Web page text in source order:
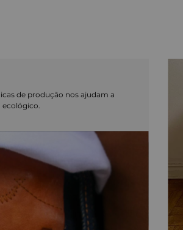
de produção nos ajudam a
ecológico.